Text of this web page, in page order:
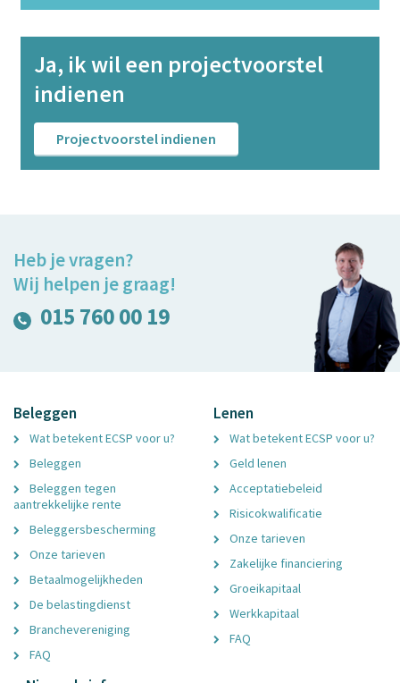
Ja, ik wil een projectvoorstel
indienen
Projectvoorstel indienen
Heb je vragen?
Wij helpen je graag!
015 760 00 19
Beleggen
Wat betekent ECSP voor u?
Beleggen
Beleggen tegen
aantrekkelijke rente
Beleggersbescherming
Onze tarieven
Betaalmogelijkheden
De belastingdienst
Branchevereniging
FAQ
Lenen
Wat betekent ECSP voor u?
Geld lenen
Acceptatiebeleid
Risicokwalificatie
Onze tarieven
Zakelijke financiering
Groeikapitaal
Werkkapitaal
FAQ